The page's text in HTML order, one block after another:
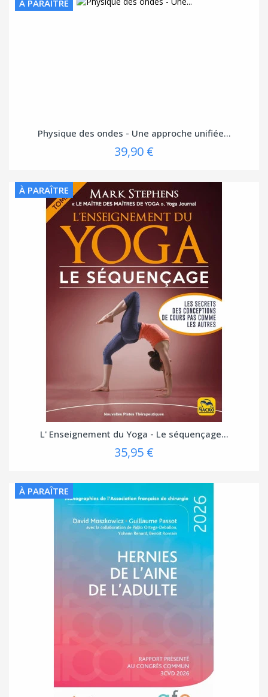
À PARAÎTRE
Physique des ondes - Une approche unifiée...
39,90 €
À PARAÎTRE
L' Enseignement du Yoga - Le séquençage...
35,95 €
À PARAÎTRE